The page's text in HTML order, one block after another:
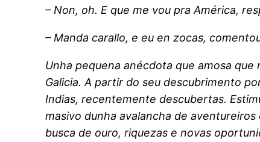
– Non, oh. E que me vou pra América,
– Manda carallo, e eu en zocas,
Unha pequena anécdota que amosa
Galicia. A partir do seu descubrimento
Indias, recentemente descubertas.
masivo dunha avalancha de
busca de ouro, riquezas e novas